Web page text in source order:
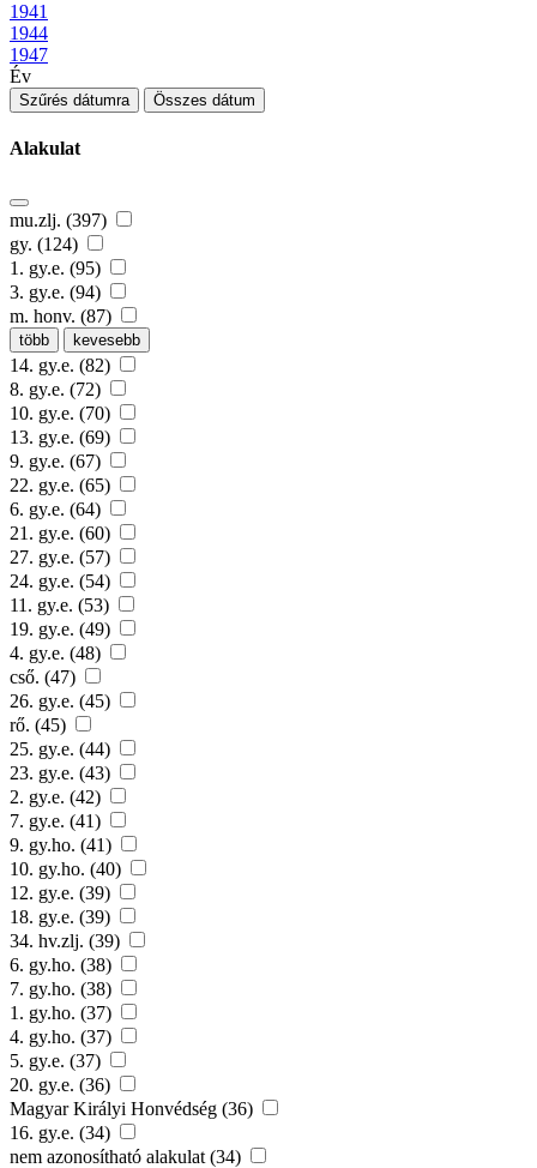
1941
1944
1947
Év
Szűrés dátumra Összes dátum
Alakulat
mu.zlj. (397)
gy. (124)
1. gy.e. (95)
3. gy.e. (94)
m. honv. (87)
több kevesebb
14. gy.e. (82)
8. gy.e. (72)
10. gy.e. (70)
13. gy.e. (69)
9. gy.e. (67)
22. gy.e. (65)
6. gy.e. (64)
21. gy.e. (60)
27. gy.e. (57)
24. gy.e. (54)
11. gy.e. (53)
19. gy.e. (49)
4. gy.e. (48)
cső. (47)
26. gy.e. (45)
rő. (45)
25. gy.e. (44)
23. gy.e. (43)
2. gy.e. (42)
7. gy.e. (41)
9. gy.ho. (41)
10. gy.ho. (40)
12. gy.e. (39)
18. gy.e. (39)
34. hv.zlj. (39)
6. gy.ho. (38)
7. gy.ho. (38)
1. gy.ho. (37)
4. gy.ho. (37)
5. gy.e. (37)
20. gy.e. (36)
Magyar Királyi Honvédség (36)
16. gy.e. (34)
nem azonosítható alakulat (34)